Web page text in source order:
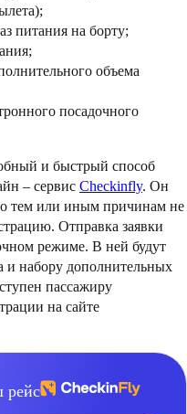
питания на борту;
объема
посадочного
и быстрый способ
– сервис Checkinfly. Он
тем или иным причинам не
Отправка заявки
режиме. В ней будут
и набору дополнительных
пассажиру
на сайте
рейс